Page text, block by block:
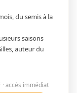
du semis à la
saisons
auteur du
· accès immédiat